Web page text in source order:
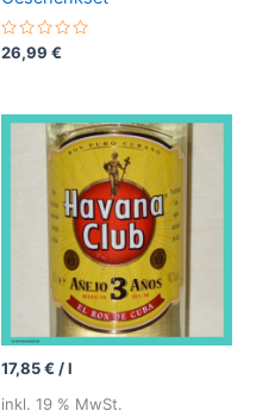
B
e
26,99 €
17,85€ /l
inkl. 19 % MwSt.